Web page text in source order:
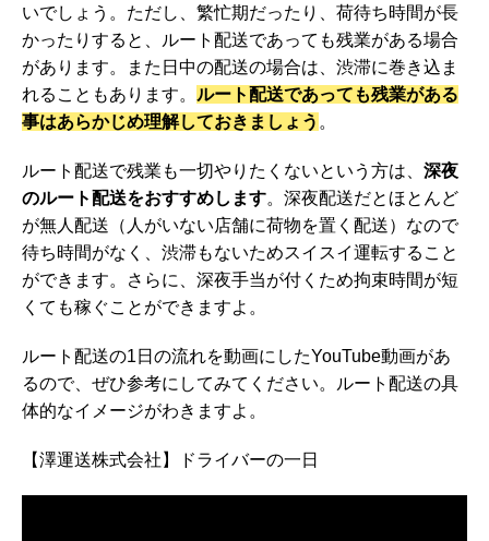
いでしょう。ただし、繁忙期だったり、荷待ち時間が長
かったりすると、ルート配送であっても残業がある場合
があります。また日中の配送の場合は、渋滞に巻き込ま
れることもあります。 ルート配送であっても残業がある
事はあらかじめ理解しておきましょう 。
ルート配送で残業も一切やりたくないという方は、 深夜
のルート配送をおすすめします。深夜配送だとほとんど
が無人配送（人がいない店舗に荷物を置く配送）なので
待ち時間がなく、渋滞もないためスイスイ運転すること
ができます。さらに、深夜手当が付くため拘束時間が短
くても稼ぐことができますよ。
ルート配送の1日の流れを動画にしたYouTube動画があ
るので、ぜひ参考にしてみてください。ルート配送の具
体的なイメージがわきますよ。
【澤運送株式会社】ドライバーの一日